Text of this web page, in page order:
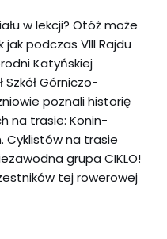
w lekcji? Otóż może
podczas VIII Rajdu
Katyńskiej
Górniczo-
poznali historię
na trasie: Konin-
Cyklistów na trasie
grupa CIKLO!
tej rowerowej